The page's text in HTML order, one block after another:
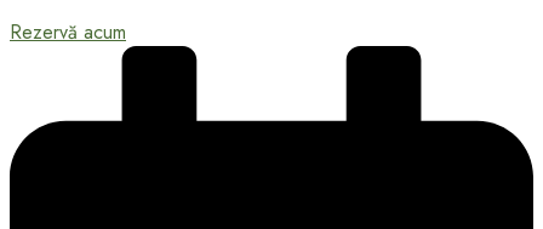
Rezervă acum